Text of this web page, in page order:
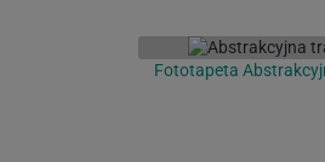
Fototapeta